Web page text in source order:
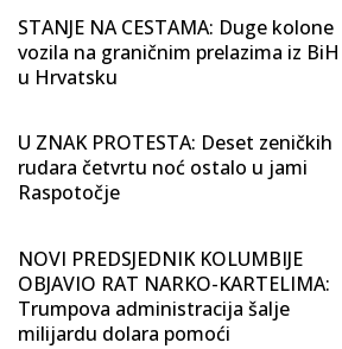
STANJE NA CESTAMA: Duge kolone
vozila na graničnim prelazima iz BiH
u Hrvatsku
U ZNAK PROTESTA: Deset zeničkih
rudara četvrtu noć ostalo u jami
Raspotočje
NOVI PREDSJEDNIK KOLUMBIJE
OBJAVIO RAT NARKO-KARTELIMA:
Trumpova administracija šalje
milijardu dolara pomoći